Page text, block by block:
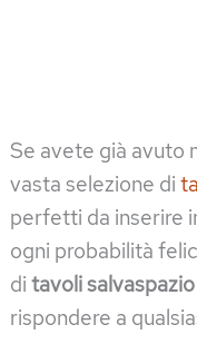
Se avete già avuto
vasta selezione di
perfetti da inserire
ogni probabilità
di tavoli
rispondere a